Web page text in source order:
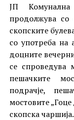
ЈП
продолжува со
скопските
со употреба на
доцните
се
пешачките
подрачје,
мостовите
скопска чаршија.